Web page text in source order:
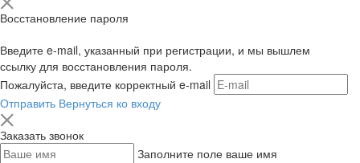
Восстановление пароля
Введите e-mail, указанный при регистрации, и мы вышлем
ссылку для восстановления пароля.
Пожалуйста, введите корректный e-mail
Отправить Вернуться ко входу
Заказать звонок
Заполните поле ваше имя